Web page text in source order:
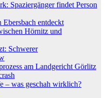
Spaziergänger findet Person
entdeckt
Hörnitz und
Schwerer
am Landgericht Görlitz
– was geschah wirklich?